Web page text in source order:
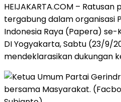
HEIJAKARTA.COM –
tergabung dalam organisasi
Indonesia Raya (Papera) se-
DI Yogyakarta, Sabtu (23/9/
mendeklarasikan dukungan